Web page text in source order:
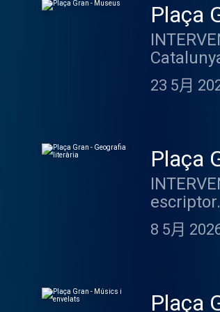
Plaça
Museu
diverses
Ciència
Albert
23 5月
Plaça
Sant
Pallars i
8 5月
Plaça